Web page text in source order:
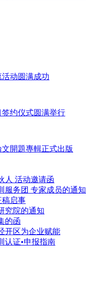
动圆满成功
约仪式圆满举行
開題專輯正式出版
人 活动邀请函
服务团 专家成员的通知
稿启事
究院的通知
的函
开区为企业赋能
认证•申报指南